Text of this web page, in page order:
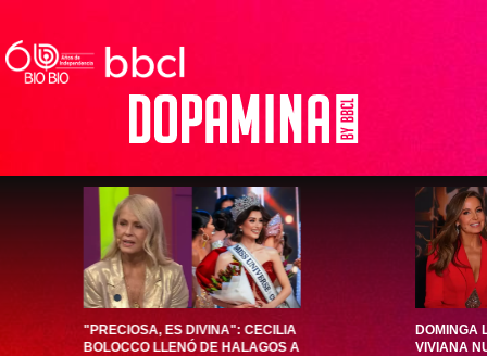
"PRECIOSA, ES DIVINA": CECILIA
BOLOCCO LLENÓ DE HALAGOS A
DOMINGA
VIVIANA